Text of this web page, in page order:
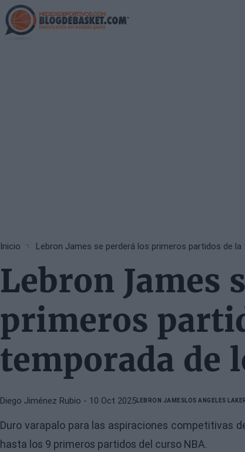
Skip
to
main
Breadcrumb
Inicio Lebron James se perderá los primeros partidos de
Lebron James
primeros
temporada de
Diego Jiménez Rubio - 10 Oct 2025LEBRON JAMESLOS ANGELES
Duro varapalo para las aspiraciones competitivas
hasta los 9 primeros partidos del curso NBA.